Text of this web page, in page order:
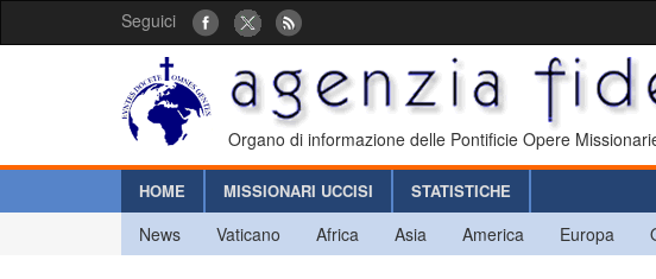
Seguici
Organo di informazione delle Pontificie Opere
HOME MISSIONARI UCCISI STATISTICHE
News Vaticano Africa Asia America Europa